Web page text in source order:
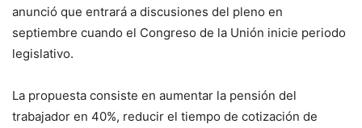
anunció que entrará a discusiones del pleno en
septiembre cuando el Congreso de la Unión inicie periodo
legislativo.
La propuesta consiste en aumentar la pensión del
trabajador en 40%, reducir el tiempo de cotización de